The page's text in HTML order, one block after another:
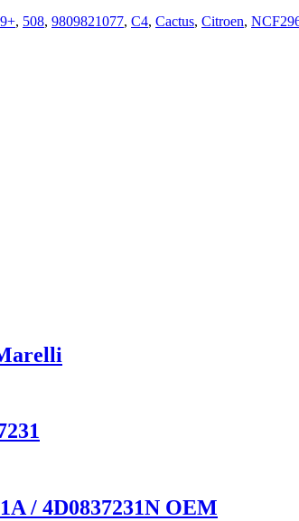
, 508, 9809821077, C4, Cactus, Citroen,
/ 4D0837231N OEM